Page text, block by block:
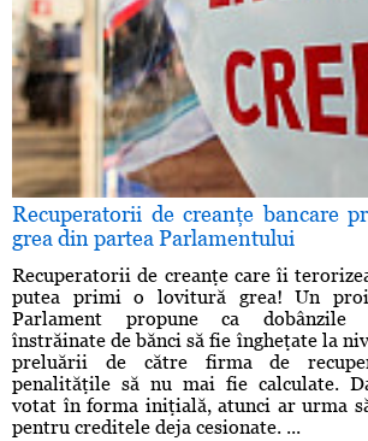
Recuperatorii de creanţe bancare
grea din partea Parlamentului
Recuperatorii de creanţe care îi
putea primi o lovitură grea! Un
Parlament propune ca dobânzile
înstrăinate de bănci să fie îngheţate la
preluării de către firma de
penalităţile să nu mai fie calculate.
votat în forma iniţială, atunci ar urma
pentru creditele deja cesionate. ...